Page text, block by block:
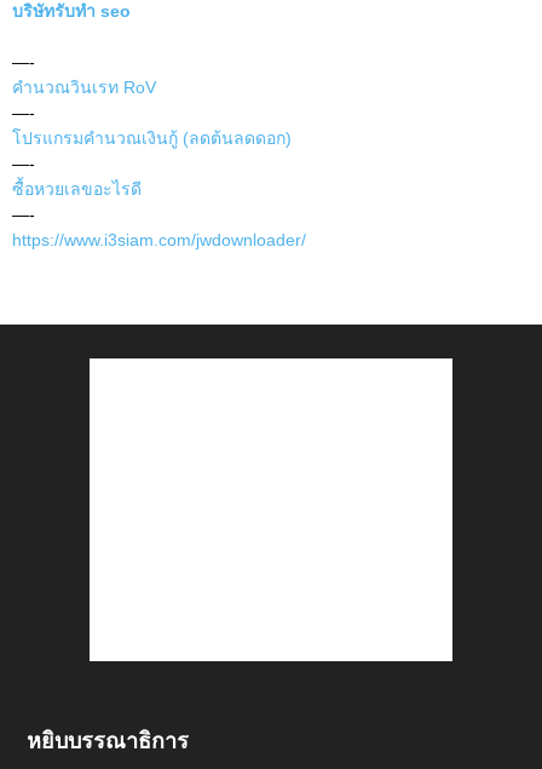
บริษัทรับทำ seo
—-
คำนวณวินเรท RoV
—-
โปรแกรมคำนวณเงินกู้ (ลดต้นลดดอก)
—-
ซื้อหวยเลขอะไรดี
—-
https://www.i3siam.com/jwdownloader/
หยิบบรรณาธิการ